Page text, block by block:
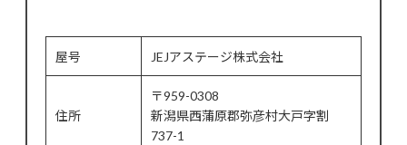
屋号 JEJアステージ株式会社
住所
〒959-0308
新潟県西蒲原郡弥彦村大戸字割
737-1